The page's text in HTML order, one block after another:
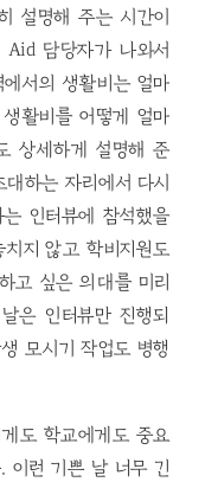
설명해 주는 시간이
담당자가 나와서
서의 생활비는 얼마
활비를 어떻게 얼마
상세하게 설명해 준
하는 자리에서 다시
인터뷰에 참석했을
지 않고 학비지원도
고 싶은 의대를 미리
은 인터뷰만 진행되
모시기 작업도 병행
도 학교에게도 중요
이런 기쁜 날 너무 긴